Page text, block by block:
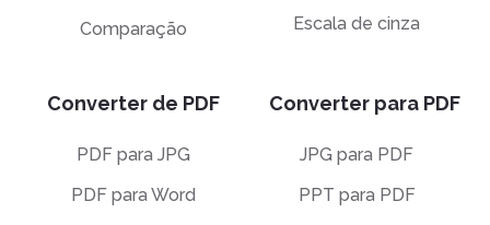
Comparação
Escala de cinza
Converter de PDF
PDF para JPG
PDF para Word
Converter para PDF
JPG para PDF
PPT para PDF